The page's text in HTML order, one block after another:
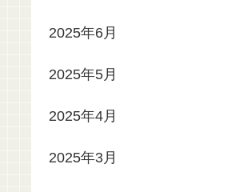
2025年6月
2025年5月
2025年4月
2025年3月